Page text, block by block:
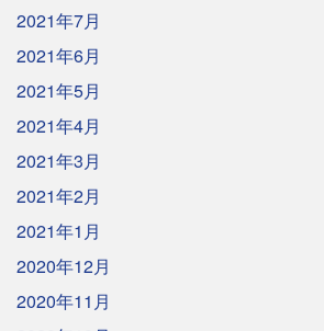
2021年7月
2021年6月
2021年5月
2021年4月
2021年3月
2021年2月
2021年1月
2020年12月
2020年11月